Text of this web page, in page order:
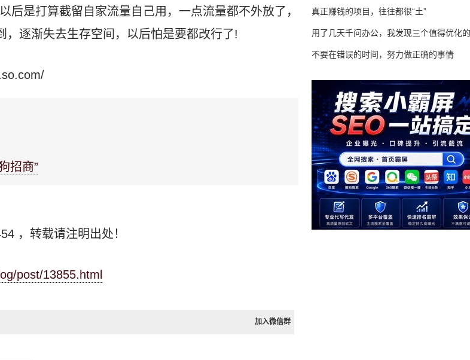
后是打算截留自家流量自己用，一点流量都不外放了，
逐渐失去生存空间，以后怕是要都改行了!
招商”
，转载请注明出处！
post/13855.html
加入微信群
真正赚钱的项目，往往都很“土”
用了几天千问办公，我发现三个值得优化
不要在错误的时间，努力做正确的事情